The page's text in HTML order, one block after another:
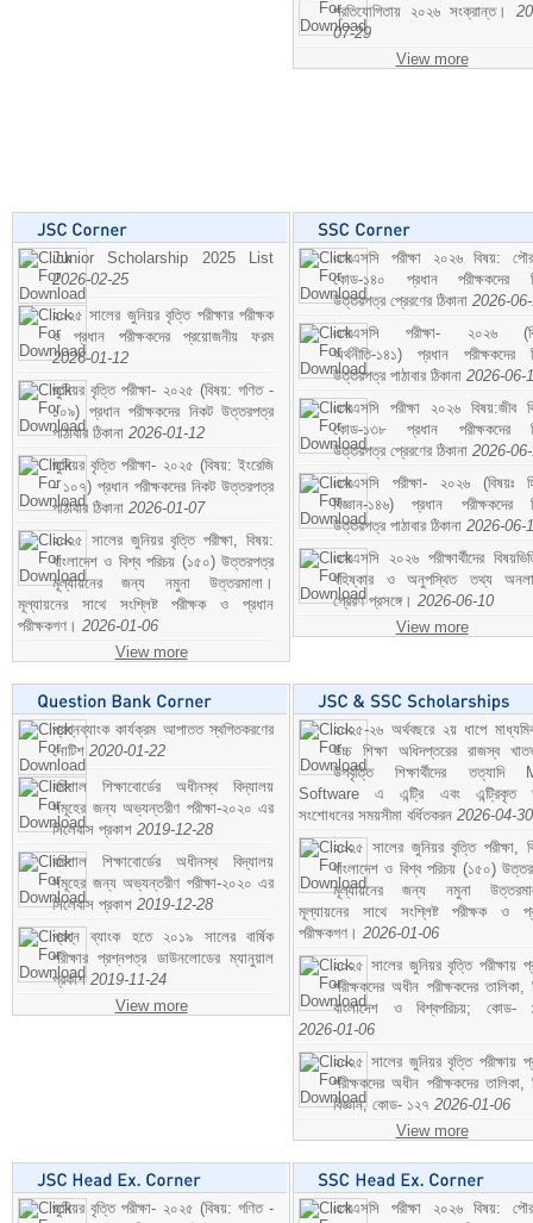
প্রতিযোগিতায় ২০২৬ সংক্রান্ত।
07-29
View more
Junior Scholarship 2025 List
2026-02-25
২০২৫ সালের জুনিয়র বৃত্তি পরীক্ষার পরীক্ষক
ও প্রধান পরীক্ষকদের প্রয়োজনীয় ফরম
2026-01-12
জুনিয়র বৃত্তি পরীক্ষা- ২০২৫ (বিষয়: গণিত -
১০৯) প্রধান পরীক্ষকদের নিকট উত্তরপত্র
পাঠাবার ঠিকানা 2026-01-12
জুনিয়র বৃত্তি পরীক্ষা- ২০২৫ (বিষয়: ইংরেজি
- ১০৭) প্রধান পরীক্ষকদের নিকট উত্তরপত্র
পাঠাবার ঠিকানা 2026-01-07
২০২৫ সালের জুনিয়র বৃত্তি পরীক্ষা, বিষয়:
বাংলাদেশ ও বিশ্ব পরিচয় (১৫০) উত্তরপত্র
মূল্যায়নের জন্য নমুনা উত্তরমালা।
মূল্যায়নের সাথে সংশ্লিষ্ট পরীক্ষক ও প্রধান
পরীক্ষকগণ। 2026-01-06
View more
এসএসসি পরীক্ষা ২০২৬ বিষয়:
কোড-১৪০ প্রধান পরীক্ষকদের
উত্তরপত্র প্রেরণের ঠিকানা 2026-
এসএসসি পরীক্ষা- ২০২৬
অর্থনীতি-১৪১) প্রধান পরীক্ষকদের
উত্তরপত্র পাঠাবার ঠিকানা 2026-06-
এসএসসি পরীক্ষা ২০২৬ বিষয়:জীব
কোড-১৩৮ প্রধান পরীক্ষকদের
উত্তরপত্র প্রেরণের ঠিকানা 2026-
এসএসসি পরীক্ষা- ২০২৬ (বিষয়ঃ
বিজ্ঞান-১৪৬) প্রধান পরীক্ষকদের
উত্তরপত্র পাঠাবার ঠিকানা 2026-06-
এসএসসি ২০২৬ পরীক্ষার্থীদের
বহিষ্কার ও অনুপস্থিত তথ্য
প্রেরণ প্রসঙ্গে। 2026-06-10
View more
প্রশ্নব্যাংক কার্যক্রম আপাতত স্থগিতকরণের
নোটিশ 2020-01-22
বরিশাল শিক্ষাবোর্ডের অধীনস্থ বিদ্যালয়
সমূহের জন্য অভ্যন্তরীণ পরীক্ষা-২০২০ এর
সিলেবাস প্রকাশ 2019-12-28
বরিশাল শিক্ষাবোর্ডের অধীনস্থ বিদ্যালয়
সমূহের জন্য অভ্যন্তরীণ পরীক্ষা-২০২০ এর
সিলেবাস প্রকাশ 2019-12-28
প্রশ্ন ব্যাংক হতে ২০১৯ সালের বার্ষিক
পরীক্ষার প্রশ্নপত্র ডাউনলোডের ম্যানুয়াল
প্রকাশ 2019-11-24
View more
২০২৫-২৬ অর্থবছরে ২য় ধাপে
উচ্চ শিক্ষা অধিদপ্তরের রাজস্ব
উপবৃত্তি শিক্ষার্থীদের তত্যাদি
Software এ এন্ট্রি এবং এন্ট্রিকৃত
সংশোধনের সময়সীমা বর্ধিতকরন 2026-04-30
২০২৫ সালের জুনিয়র বৃত্তি পরীক্ষা,
বাংলাদেশ ও বিশ্ব পরিচয় (১৫০)
মূল্যায়নের জন্য নমুনা
মূল্যায়নের সাথে সংশ্লিষ্ট পরীক্ষক ও
পরীক্ষকগণ। 2026-01-06
২০২৫ সালের জুনিয়র বৃত্তি পরীক্ষায়
পরীক্ষকদের অধীন পরীক্ষকদের তালিকা,
বাংলাদেশ ও বিশ্বপরিচয়; কোড-
2026-01-06
২০২৫ সালের জুনিয়র বৃত্তি পরীক্ষায়
পরীক্ষকদের অধীন পরীক্ষকদের তালিকা,
বিজ্ঞান; কোড- ১২৭ 2026-01-06
View more
জুনিয়র বৃত্তি পরীক্ষা- ২০২৫ (বিষয়: গণিত -
এসএসসি পরীক্ষা ২০২৬ বিষয়: